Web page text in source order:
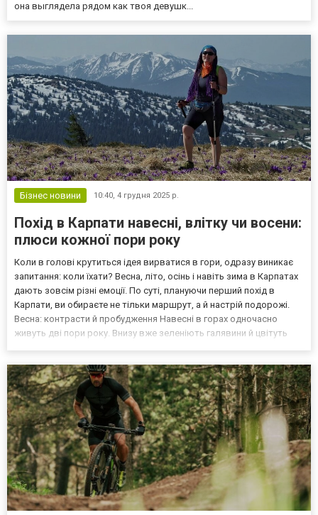
она выглядела рядом как твоя девушк...
Бізнес новини 10:40, 4 грудня 2025 р.
Похід в Карпати навесні, влітку чи восени:
плюси кожної пори року
Коли в голові крутиться ідея вирватися в гори, одразу виникає
запитання: коли їхати? Весна, літо, осінь і навіть зима в Карпатах
дають зовсім різні емоції. По суті, плануючи перший похід в
Карпати, ви обираєте не тільки маршрут, а й настрій подорожі.
Весна: контрасти й пробудження Навесні в горах одночасно
живуть дві пори року. Внизу вже зеленіють галявини й цвітуть